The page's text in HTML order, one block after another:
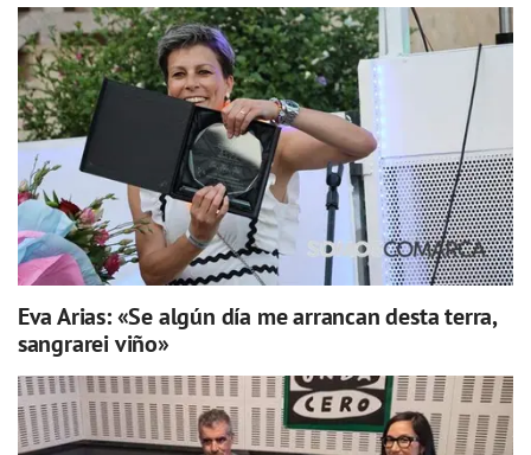
Eva Arias: «Se algún día me arrancan desta terra,
sangrarei viño»